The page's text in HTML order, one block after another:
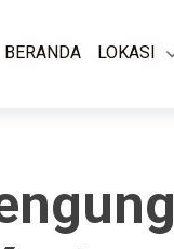
BERANDA LOKASI